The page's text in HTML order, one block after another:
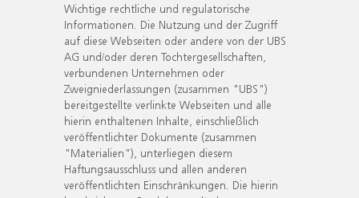
Wichtige rechtliche und regulatorische
Informationen. Die Nutzung und der Zugriff
auf diese Webseiten oder andere von der UBS
AG und/oder deren Tochtergesellschaften,
verbundenen Unternehmen oder
Zweigniederlassungen (zusammen "UBS")
bereitgestellte verlinkte Webseiten und alle
hierin enthaltenen Inhalte, einschließlich
veröffentlichter Dokumente (zusammen
"Materialien"), unterliegen diesem
Haftungsausschluss und allen anderen
veröffentlichten Einschränkungen. Die hierin